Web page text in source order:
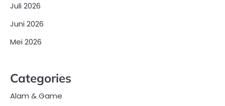
Juli 2026
Juni 2026
Mei 2026
Categories
Alam & Game